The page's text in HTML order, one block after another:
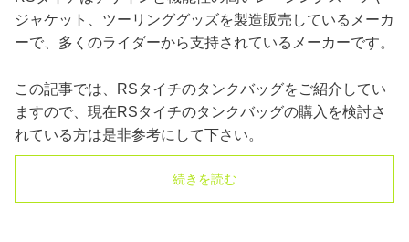
ジャケット、ツーリンググッズを製造販売しているメーカ
ーで、多くのライダーから支持されているメーカーです。
この記事では、RSタイチのタンクバッグをご紹介してい
ますので、現在RSタイチのタンクバッグの購入を検討さ
れている方は是非参考にして下さい。
続きを読む